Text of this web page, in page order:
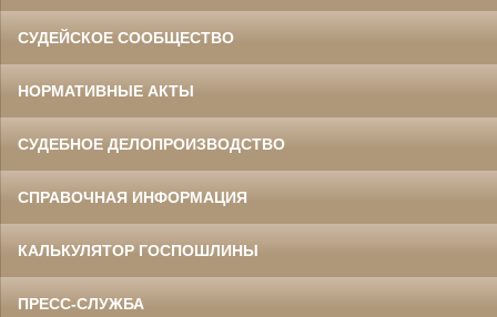
СУДЕЙСКОЕ СООБЩЕСТВО
НОРМАТИВНЫЕ АКТЫ
СУДЕБНОЕ ДЕЛОПРОИЗВОДСТВО
СПРАВОЧНАЯ ИНФОРМАЦИЯ
КАЛЬКУЛЯТОР ГОСПОШЛИНЫ
ПРЕСС-СЛУЖБА